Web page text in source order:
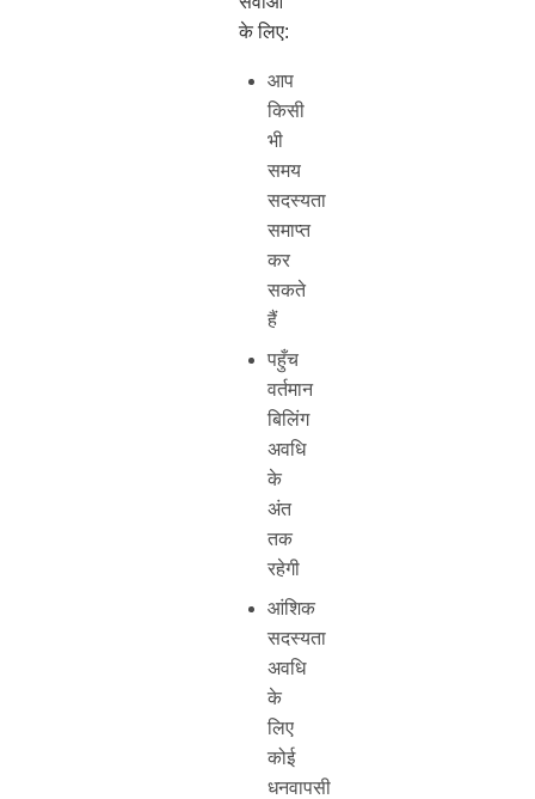
के लिए:
आप
किसी
भी
समय
सदस्यता
समाप्त
कर
सकते
हैं
पहुँच
वर्तमान
बिलिंग
अवधि
के
अंत
तक
रहेगी
आंशिक
सदस्यता
अवधि
के
लिए
कोई
धनवापसी